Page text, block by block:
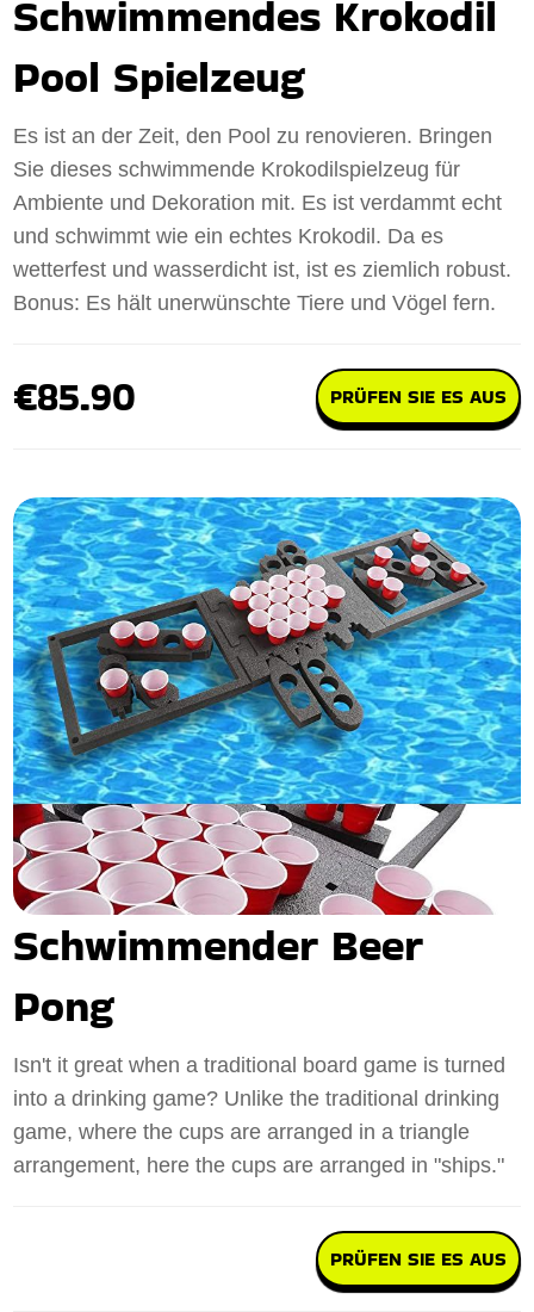
Schwimmendes Krokodil
Pool Spielzeug
Es ist an der Zeit, den Pool zu renovieren. Bringen
Sie dieses schwimmende Krokodilspielzeug für
Ambiente und Dekoration mit. Es ist verdammt echt
und schwimmt wie ein echtes Krokodil. Da es
wetterfest und wasserdicht ist, ist es ziemlich robust.
Bonus: Es hält unerwünschte Tiere und Vögel fern.
€85.90 PRÜFEN SIE ES AUS
Schwimmender Beer
Pong
Isn't it great when a traditional board game is turned
into a drinking game? Unlike the traditional drinking
game, where the cups are arranged in a triangle
arrangement, here the cups are arranged in "ships."
PRÜFEN SIE ES AUS